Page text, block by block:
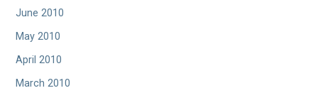
June 2010
May 2010
April 2010
March 2010